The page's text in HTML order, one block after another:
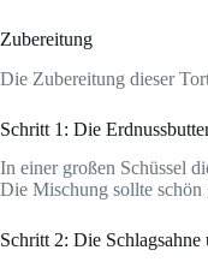
Zubereitung
Die Zubereitung dieser
Schritt 1: Die
In einer großen Schüssel
Die Mischung sollte schön
Schritt 2: Die Schlagsahne